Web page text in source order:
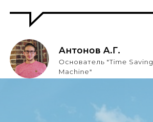
Антонов А.Г.
Основатель "Time Saving
Machine"